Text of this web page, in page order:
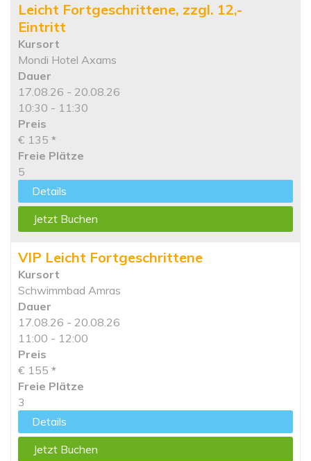
Leicht Fortgeschrittene, zzgl. 12,-
Eintritt
Kursort
Mondi Hotel Axams
Dauer
17.08.26 - 20.08.26
10:30 - 11:30
Preis
€ 135 *
Freie Plätze
5
Details
Jetzt Buchen
VIP Leicht Fortgeschrittene
Kursort
Schwimmbad Amras
Dauer
17.08.26 - 20.08.26
11:00 - 12:00
Preis
€ 155 *
Freie Plätze
3
Details
Jetzt Buchen